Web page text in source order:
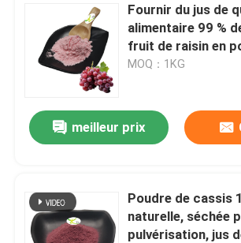
Fournir du jus de
alimentaire 99 %
fruit de raisin en
de raisin rouge
MOQ：1KG
meilleur prix
Poudre de cassis
naturelle, séchée
pulvérisation, jus